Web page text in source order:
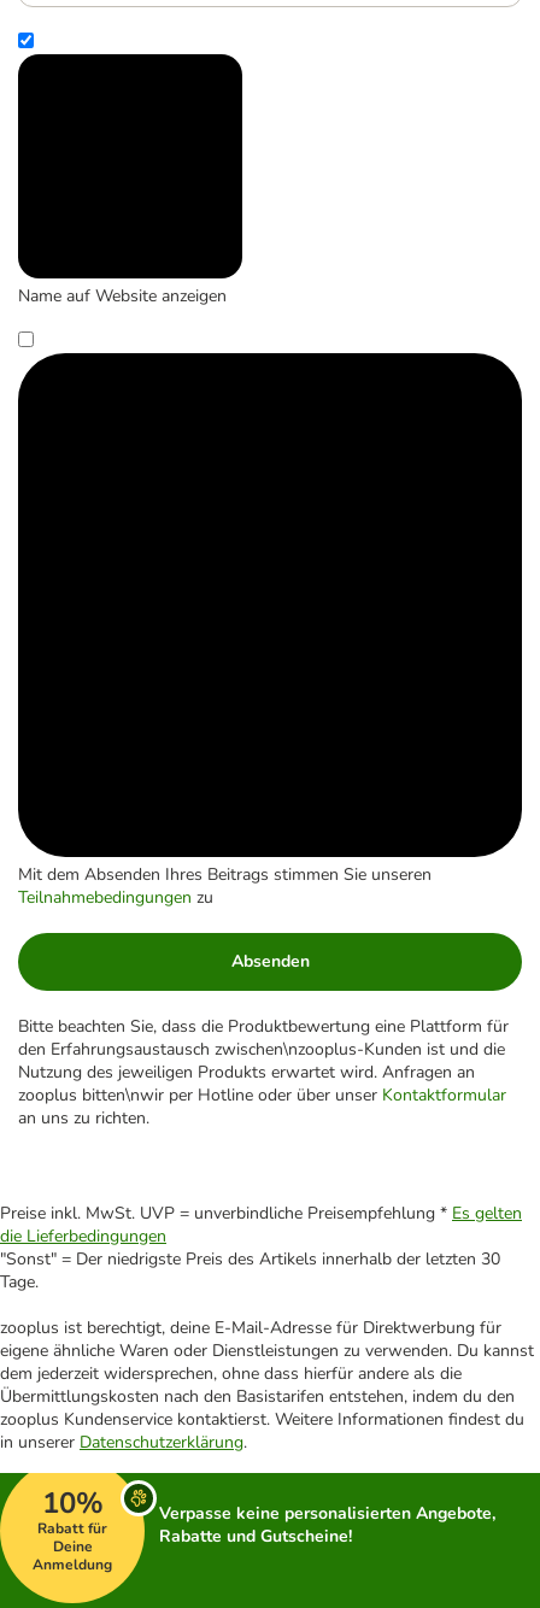
Name auf Website anzeigen
Mit dem Absenden Ihres Beitrags stimmen Sie unseren
Teilnahmebedingungen zu
Absenden
Bitte beachten Sie, dass die Produktbewertung eine Plattform für
den Erfahrungsaustausch zwischen\nzooplus-Kunden ist und die
Nutzung des jeweiligen Produkts erwartet wird. Anfragen an
zooplus bitten\nwir per Hotline oder über unser Kontaktformular
an uns zu richten.
Preise inkl. MwSt. UVP = unverbindliche Preisempfehlung * Es gelten
die Lieferbedingungen
"Sonst" = Der niedrigste Preis des Artikels innerhalb der letzten 30
Tage.
zooplus ist berechtigt, deine E-Mail-Adresse für Direktwerbung für
eigene ähnliche Waren oder Dienstleistungen zu verwenden. Du kannst
dem jederzeit widersprechen, ohne dass hierfür andere als die
Übermittlungskosten nach den Basistarifen entstehen, indem du den
zooplus Kundenservice kontaktierst. Weitere Informationen findest du
in unserer Datenschutzerklärung.
10%
Rabatt für
Deine
Anmeldung
Verpasse keine personalisierten Angebote,
Rabatte und Gutscheine!